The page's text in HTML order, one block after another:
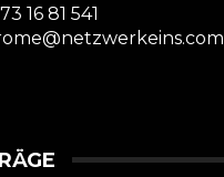
16 81 541